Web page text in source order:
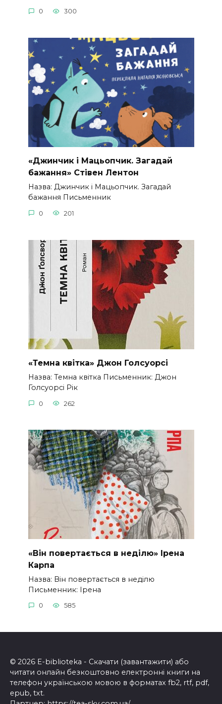
0 300
«Джинчик і Мацьопчик. Загадай
бажання» Стівен Лентон
Назва: Джинчик і Мацьопчик. Загадай
бажання Письменник
0 201
«Темна квітка» Джон Голсуорсі
Назва: Темна квітка Письменник: Джон
Голсуорсі Рік
0 262
«Він повертається в неділю» Ірена
Карпа
Назва: Він повертається в неділю
Письменник: Ірена
0 585
© 2026 E-biblioteka - Скачати (завантажити) або
читати онлайн безкоштовно електронні книги на
телефон українською мовою в форматах fb2, rtf, pdf,
epub, txt.